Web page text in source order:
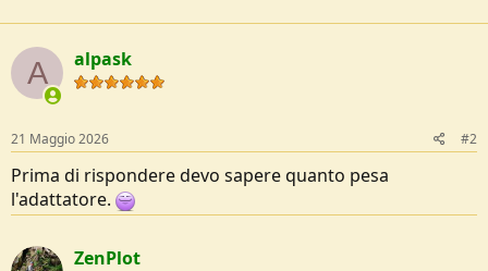
c
t
i
o
n
:
A alpask
21 Maggio 2026 #2
Prima di rispondere devo sapere quanto pesa
l'adattatore.
ZenPlot